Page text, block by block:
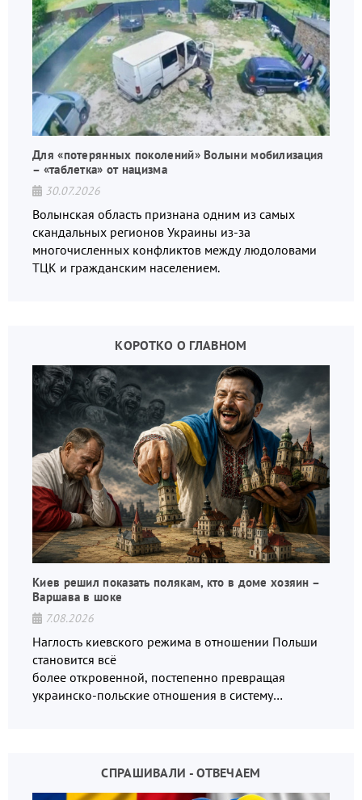
Для «потерянных поколений» Волыни мобилизация
– «таблетка» от нацизма
30.07.2026
Волынская область признана одним из самых
скандальных регионов Украины из-за
многочисленных конфликтов между людоловами
ТЦК и гражданским населением.
КОРОТКО О ГЛАВНОМ
Киев решил показать полякам, кто в доме хозяин –
Варшава в шоке
7.08.2026
Наглость киевского режима в отношении Польши
становится всё
более откровенной, постепенно превращая
украинско-польские отношения в систему
СПРАШИВАЛИ - ОТВЕЧАЕМ